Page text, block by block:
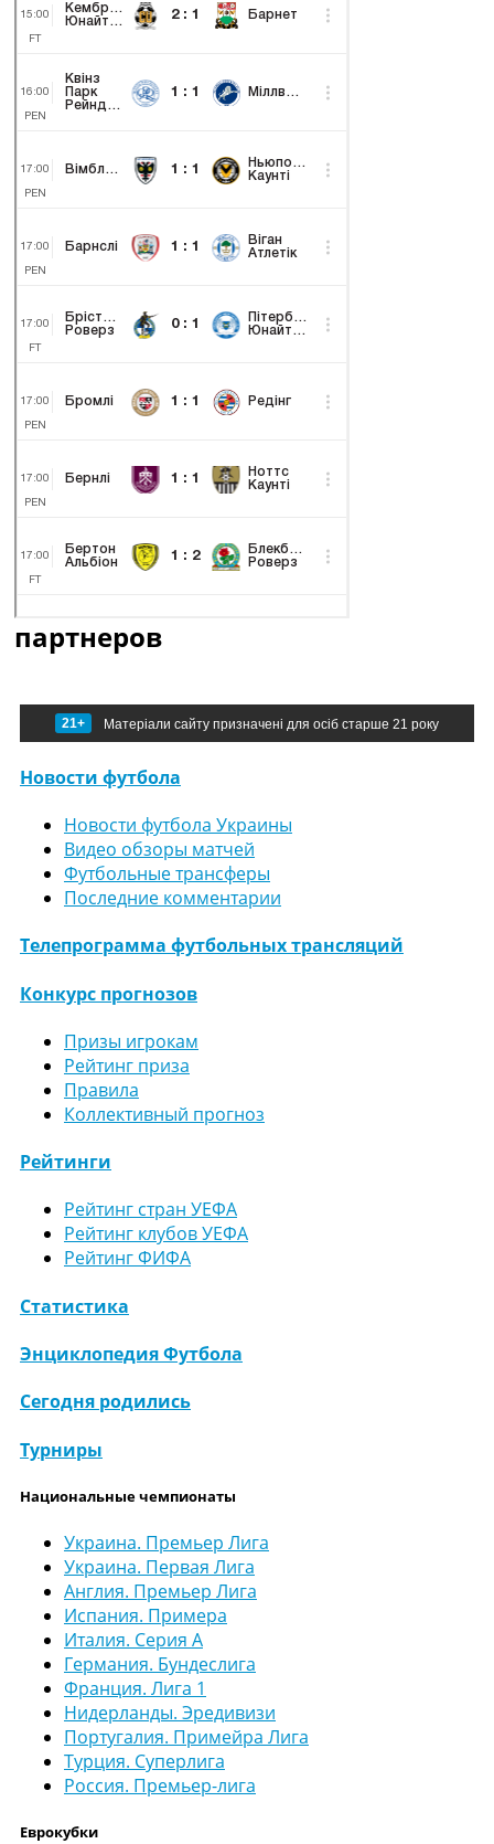
партнеров
21+ Матеріали сайту призначені для осіб старше 21 року
Новости футбола
Новости футбола Украины
Видео обзоры матчей
Футбольные трансферы
Последние комментарии
Телепрограмма футбольных трансляций
Конкурс прогнозов
Призы игрокам
Рейтинг приза
Правила
Коллективный прогноз
Рейтинги
Рейтинг стран УЕФА
Рейтинг клубов УЕФА
Рейтинг ФИФА
Статистика
Энциклопедия Футбола
Сегодня родились
Турниры
Национальные чемпионаты
Украина. Премьер Лига
Украина. Первая Лига
Англия. Премьер Лига
Испания. Примера
Италия. Серия А
Германия. Бундеслига
Франция. Лига 1
Нидерланды. Эредивизи
Португалия. Примейра Лига
Турция. Суперлига
Россия. Премьер-лига
Еврокубки